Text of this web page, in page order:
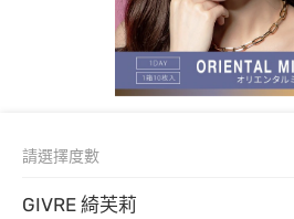
GIVRE 綺芙莉
請選擇度數